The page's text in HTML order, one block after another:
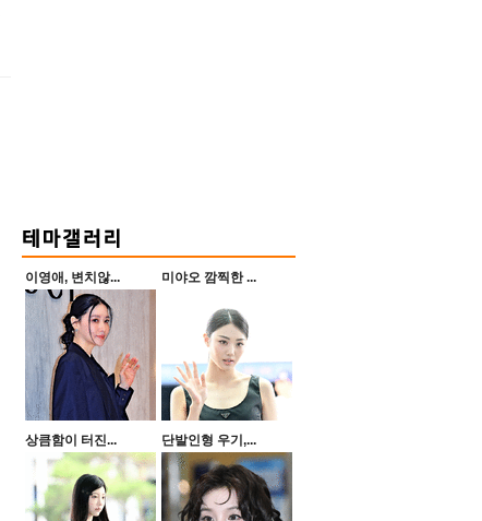
이영애, 변치않... 미야오 깜찍한 ...
상큼함이 터진... 단발인형 우기,...